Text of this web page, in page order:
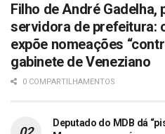
Filho de André Gadelha,
servidora de prefeitura:
expõe nomeações
gabinete de Veneziano
0 COMPARTILHAMENTOS
Deputado do MDB dá